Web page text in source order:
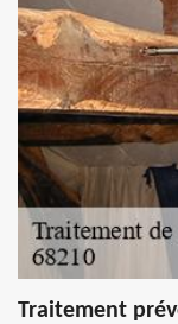
Traitement